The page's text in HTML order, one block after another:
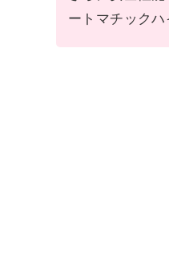
ートマチック